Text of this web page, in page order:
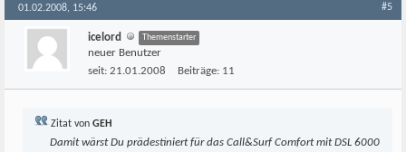
01.02.2008, 15:46 #5
icelord Themenstarter
neuer Benutzer
seit: 21.01.2008 Beiträge: 11
Zitat von GEH
Damit wärst Du prädestiniert für das Call&Surf Comfort mit DSL 6000